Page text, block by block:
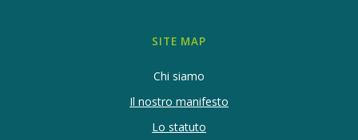
SITE MAP
Chi siamo
Il nostro manifesto
Lo statuto